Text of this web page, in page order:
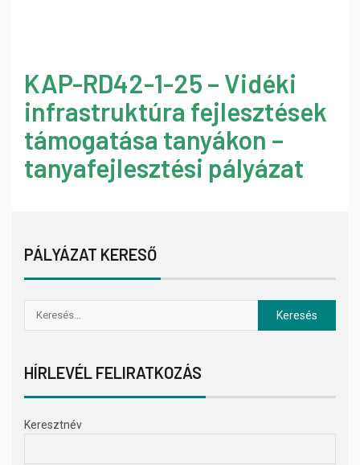
KAP-RD42-1-25 – Vidéki
infrastruktúra fejlesztések
támogatása tanyákon –
tanyafejlesztési pályázat
PÁLYÁZAT KERESŐ
HÍRLEVÉL FELIRATKOZÁS
Keresztnév